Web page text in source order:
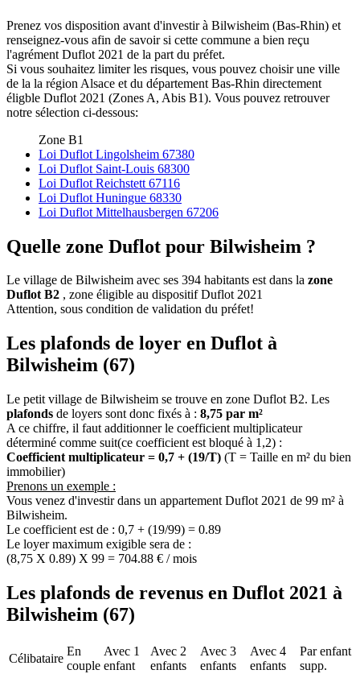
Prenez vos disposition avant d'investir à Bilwisheim (Bas-Rhin) et
renseignez-vous afin de savoir si cette commune a bien reçu
l'agrément Duflot 2021 de la part du préfet.
Si vous souhaitez limiter les risques, vous pouvez choisir une ville
de la la région Alsace et du département Bas-Rhin directement
éligble Duflot 2021 (Zones A, Abis B1). Vous pouvez retrouver
notre sélection ci-dessous:
Zone B1
Loi Duflot Lingolsheim 67380
Loi Duflot Saint-Louis 68300
Loi Duflot Reichstett 67116
Loi Duflot Huningue 68330
Loi Duflot Mittelhausbergen 67206
Quelle zone Duflot pour Bilwisheim ?
Le village de Bilwisheim avec ses 394 habitants est dans la zone
Duflot B2 , zone éligible au dispositif Duflot 2021
Attention, sous condition de validation du préfet!
Les plafonds de loyer en Duflot à
Bilwisheim (67)
Le petit village de Bilwisheim se trouve en zone Duflot B2. Les
plafonds de loyers sont donc fixés à : 8,75 par m²
A ce chiffre, il faut additionner le coefficient multiplicateur
déterminé comme suit(ce coefficient est bloqué à 1,2) :
Coefficient multiplicateur = 0,7 + (19/T) (T = Taille en m² du bien
immobilier)
Prenons un exemple :
Vous venez d'investir dans un appartement Duflot 2021 de 99 m² à
Bilwisheim.
Le coefficient est de : 0,7 + (19/99) = 0.89
Le loyer maximum exigible sera de :
(8,75 X 0.89) X 99 = 704.88 € / mois
Les plafonds de revenus en Duflot 2021 à
Bilwisheim (67)
Célibataire
En
couple
Avec 1
enfant
Avec 2
enfants
Avec 3
enfants
Avec 4
enfants
Par enfant
supp.